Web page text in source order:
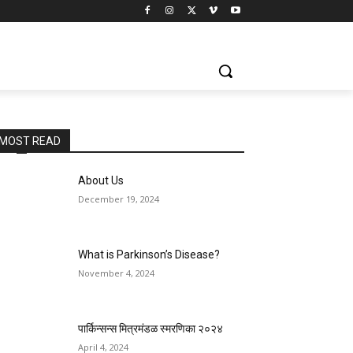
MOST READ
About Us
December 19, 2024
What is Parkinson’s Disease?
November 4, 2024
पार्किन्सन्स मित्रमंडळ स्मरणिका २०२४
April 4, 2024